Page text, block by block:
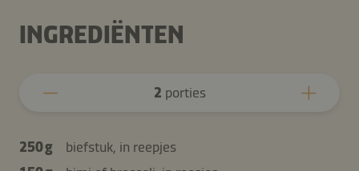
INGREDIËNTEN
2 porties
250 g
biefstuk, in reepjes